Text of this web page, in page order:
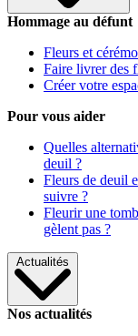
Hommage au défunt
Fleurs et
Faire livrer des
Créer votre
Pour vous aider
Quelles
deuil ?
Fleurs de deuil
suivre ?
Fleurir une
gèlent pas ?
Actualités
Nos actualités